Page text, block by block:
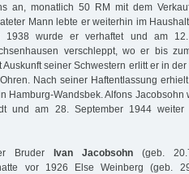
an, monatlich 50 RM mit dem
Mann lebte er weiterhin im
1938 wurde er verhaftet und am
verschleppt, wo er bis
seiner Schwestern erlitt er in
Nach seiner Haftentlassung
Hamburg-Wandsbek. Alfons Jacobsohn
und am 28. September 1944 weiter
Bruder Ivan Jacobsohn (geb.
vor 1926 Else Weinberg (geb.